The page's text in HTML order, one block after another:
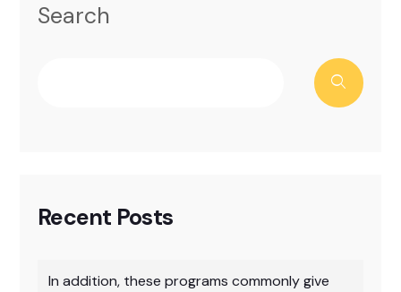
Search
Recent Posts
In addition, these programs commonly give